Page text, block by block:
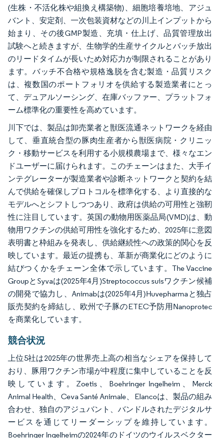
(生株・不活化株や組換え構築物)、細胞培養培地、アジュ
バント、安定剤、一次包装資材などの川上インプットから
始まり、その後GMP製造、充填・仕上げ、品質管理放出
試験へと続きますが、生物学的生産サイクルとバッチ放出
のリードタイムが長いため対応力が制限されることがあり
ます。バッチ不合格や規格逸脱を含む製造・品質リスク
は、複数国のポートフォリオを供給する製造業者にとっ
て、デュアルソーシング、在庫バッファー、プラットフォ
ーム標準化の重要性を高めています。
川下では、製品は卸売業者と獣医流通ネットワークを経由
して、垂直統合型の豚肉生産者から獣医病院・クリニッ
ク・移動サービスを利用する小規模農場まで、様々なエン
ドユーザーに届けられます。このチェーンはまた、大手イ
ンテグレーターが製造業者や診断ネットワークと契約を結
んで供給を確保しプロトコルを標準化する、より直接的な
モデルへとシフトしつつあり、政府は供給の可用性と強靭
性に注目しています。英国の動物用医薬品局(VMD)は、動
物用ワクチンの供給可用性を強化するため、2025年に意図
表明書と枠組みを発表し、供給継続性への政策的関心を反
映しています。最近の提携も、革新が商業化にどのように
結びつくかをチェーン全体で示しています。The Vaccine
GroupとSyvaは(2025年4月)Streptococcus suisワクチン候補
の開発で協力し、Animabは(2025年4月)Huvepharmaと独占
販売契約を締結し、欧州で子豚のETEC予防用Nanoprotec
を商業化しています。
競合状況
上位5社は2025年の世界売上高の相当なシェアを保持して
おり、豚用ワクチン市場が中程度に集中していることを反
映しています。Zoetis、Boehringer Ingelheim、Merck
Animal Health、Ceva Santé Animale、Elancoは、製品の組み
合わせ、独自のアジュバント、バンドルされたデジタルサ
ービスを通じてリーダーシップを維持しています。
Boehringer Ingelheimの2024年のドイツのウイルスベクター